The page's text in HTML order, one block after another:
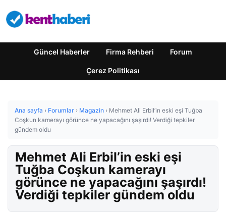
Güncel Haberler Firma Rehberi Forum
Çerez Politikası
Ana sayfa › Forumlar › Magazin › Mehmet Ali Erbil’in eski eşi Tuğba
Coşkun kamerayı görünce ne yapacağını şaşırdı! Verdiği tepkiler
gündem oldu
Mehmet Ali Erbil’in eski eşi
Tuğba Coşkun kamerayı
görünce ne yapacağını şaşırdı!
Verdiği tepkiler gündem oldu